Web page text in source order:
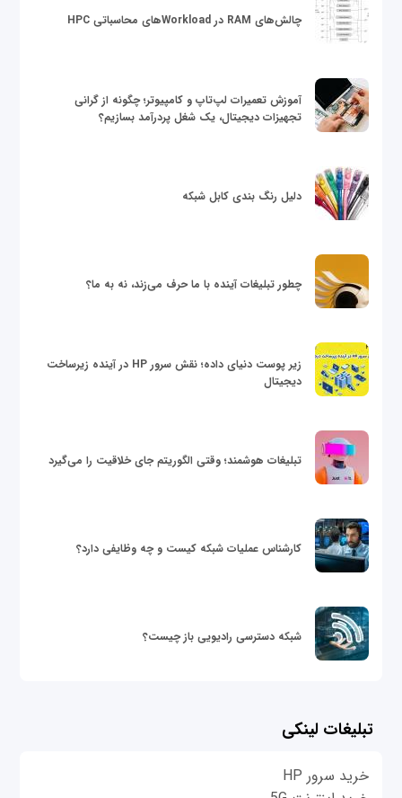
چالش‌های RAM در Workloadهای محاسباتی HPC
آموزش تعمیرات لپ‌تاپ و کامپیوتر؛ چگونه از گرانی
تجهیزات دیجیتال، یک شغل پردرآمد بسازیم؟
دلیل رنگ بندی کابل شبکه
چطور تبلیغات آینده با ما حرف می‌زند، نه به ما؟
زیر پوست دنیای داده؛ نقش سرور HP در آینده زیرساخت
دیجیتال
تبلیغات هوشمند؛ وقتی الگوریتم جای خلاقیت را می‌گیرد
کارشناس عملیات شبکه کیست و چه وظایفی دارد؟
شبکه دسترسی رادیویی باز چیست؟
تبلیغات لینکی
خرید سرور HP